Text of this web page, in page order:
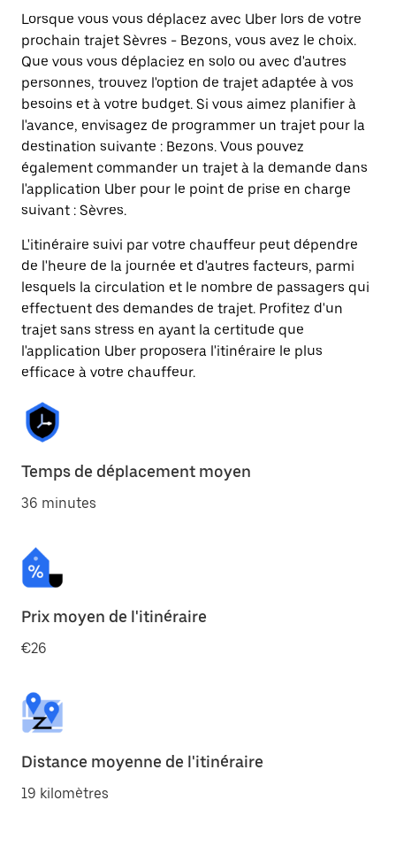
Lorsque vous vous déplacez avec Uber lors de votre
prochain trajet Sèvres - Bezons, vous avez le choix.
Que vous vous déplaciez en solo ou avec d'autres
personnes, trouvez l'option de trajet adaptée à vos
besoins et à votre budget. Si vous aimez planifier à
l'avance, envisagez de programmer un trajet pour la
destination suivante : Bezons. Vous pouvez
également commander un trajet à la demande dans
l'application Uber pour le point de prise en charge
suivant : Sèvres.
L'itinéraire suivi par votre chauffeur peut dépendre
de l'heure de la journée et d'autres facteurs, parmi
lesquels la circulation et le nombre de passagers qui
effectuent des demandes de trajet. Profitez d'un
trajet sans stress en ayant la certitude que
l'application Uber proposera l'itinéraire le plus
efficace à votre chauffeur.
Temps de déplacement moyen
36 minutes
Prix moyen de l'itinéraire
€26
Distance moyenne de l'itinéraire
19 kilomètres